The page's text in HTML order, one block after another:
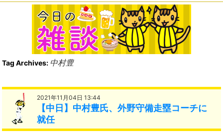
Tag Archives: 中村豊
2021年11月04日 13:44
【中日】中村豊氏、外野守備走塁コーチに
就任